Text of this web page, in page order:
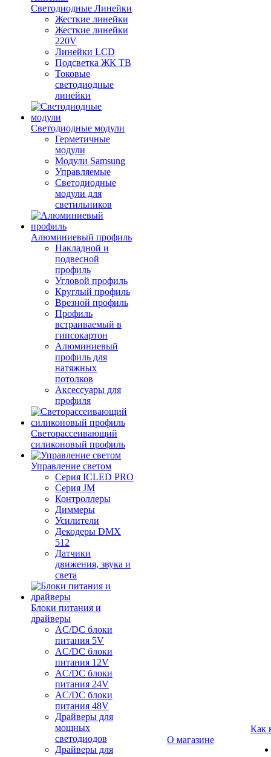
Светодиодные Линейки
Жесткие линейки
Жесткие линейки
220V
Линейки LCD
Подсветка ЖК ТВ
Токовые
светодиодные
линейки
Светодиодные модули
Герметичные
модули
Модули Samsung
Управляемые
Светодиодные
модули для
светильников
Алюминиевый профиль
Накладной и
подвесной
профиль
Угловой профиль
Круглый профиль
Врезной профиль
Профиль
встраиваемый в
гипсокартон
Алюминиевый
профиль для
натяжных
потолков
Аксессуары для
профиля
Светорассеивающий
силиконовый профиль
Управление светом
Серия ICLED PRO
Серия JM
Контроллеры
Диммеры
Усилители
Декодеры DMX
512
Датчики
движения, звука и
света
Блоки питания и
драйверы
AC/DC блоки
питания 5V
AC/DC блоки
питания 12V
AC/DC блоки
питания 24V
AC/DC блоки
питания 48V
Драйверы для
мощных
светодиодов
Драйверы для
О магазине
Как